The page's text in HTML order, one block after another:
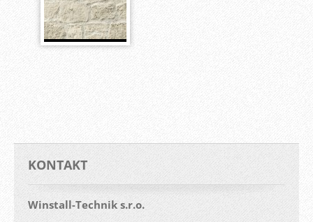
KONTAKT
Winstall-Technik s.r.o.